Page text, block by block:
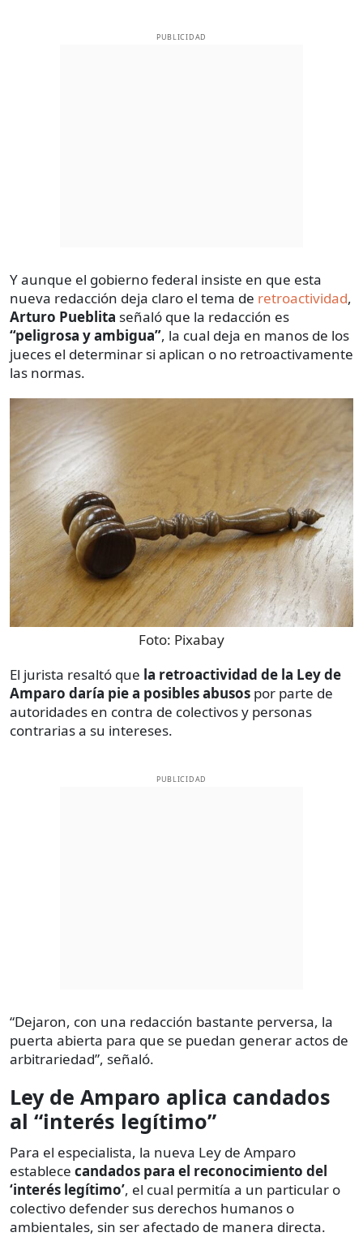
PUBLICIDAD
Y aunque el gobierno federal insiste en que esta
nueva redacción deja claro el tema de retroactividad,
Arturo Pueblita señaló que la redacción es
“peligrosa y ambigua”, la cual deja en manos de los
jueces el determinar si aplican o no retroactivamente
las normas.
Foto: Pixabay
El jurista resaltó que la retroactividad de la Ley de
Amparo daría pie a posibles abusos por parte de
autoridades en contra de colectivos y personas
contrarias a su intereses.
PUBLICIDAD
“Dejaron, con una redacción bastante perversa, la
puerta abierta para que se puedan generar actos de
arbitrariedad”, señaló.
Ley de Amparo aplica candados
al “interés legítimo”
Para el especialista, la nueva Ley de Amparo
establece candados para el reconocimiento del
‘interés legítimo’, el cual permitía a un particular o
colectivo defender sus derechos humanos o
ambientales, sin ser afectado de manera directa.